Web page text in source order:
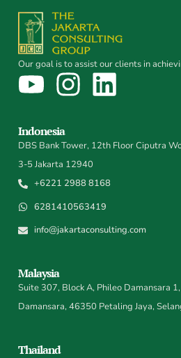
Our goal is to assist our clients in
Indonesia
DBS Bank Tower, 12th Floor Ciputra
3-5 Jakarta 12940
+6221 2988 8168
6281410563419
info@jakartaconsulting.com
Malaysia
Suite 307, Block A, Phileo Damansara
Damansara, 46350 Petaling Jaya,
Thailand